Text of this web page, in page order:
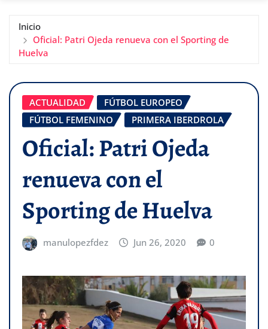
Inicio
Oficial: Patri Ojeda renueva con el Sporting de
Huelva
ACTUALIDAD
FÚTBOL EUROPEO
FÚTBOL FEMENINO
PRIMERA IBERDROLA
Oficial: Patri Ojeda
renueva con el
Sporting de Huelva
manulopezfdez Jun 26, 2020 0